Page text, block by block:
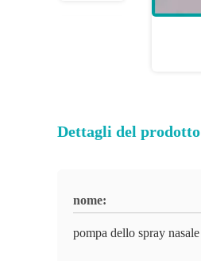
Dettagli del prodotto
nome:
pompa dello spray nasale